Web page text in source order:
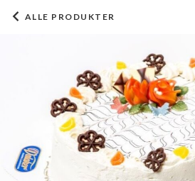
ALLE PRODUKTER